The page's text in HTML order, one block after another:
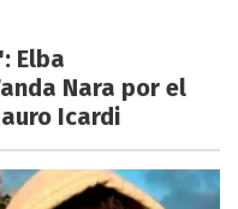
Elba
Nara por el
Icardi